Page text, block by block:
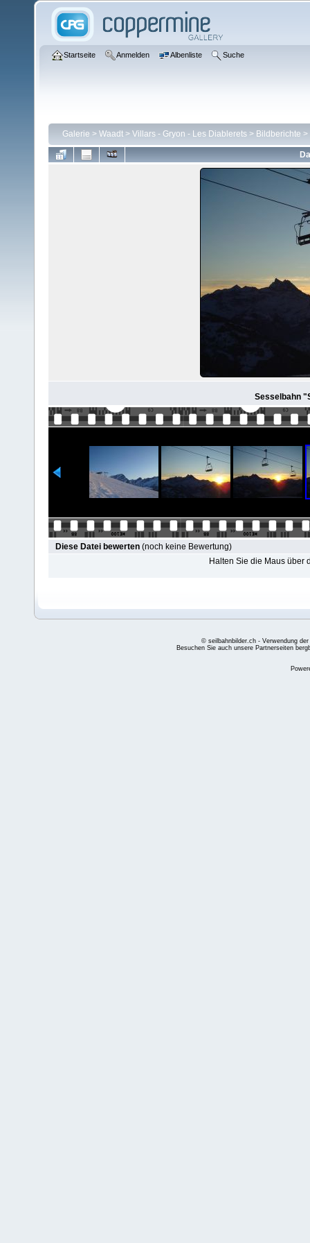
Startseite Anmelden Albenliste Suche
Galerie > Waadt > Villars - Gryon - Les Diablerets > Bildberichte >
Sesselbahn
Diese Datei bewerten (noch keine Bewertung)
Halten Sie die Maus über
© seilbahnbilder.ch - Verwendung
Besuchen Sie auch unsere Partnerseiten